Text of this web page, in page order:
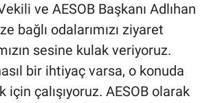
ve AESOB Başkanı Adlıhan
bağlı odalarımızı ziyaret
sesine kulak veriyoruz.
bir ihtiyaç varsa, o konuda
çalışıyoruz. AESOB olarak